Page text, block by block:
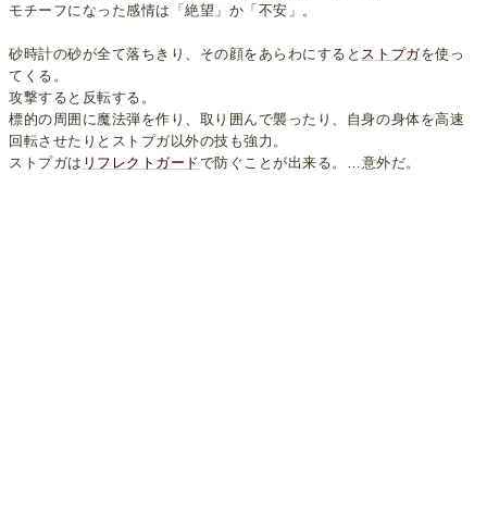
モチーフになった感情は「絶望」か「不安」。
砂時計の砂が全て落ちきり、その顔をあらわにすると ストプガを使っ
てくる。
攻撃すると反転する。
標的の周囲に魔法弾を作り、取り囲んで襲ったり、自身の身体を高速
回転させたりとストプガ以外の技も強力。
ストプガは リフレクトガードで防ぐことが出来る。…意外だ。